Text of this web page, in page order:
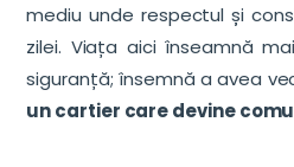
mediu unde respectul și
zilei. Viața aici înseamnă
siguranță; însemnă a avea
un cartier care devine